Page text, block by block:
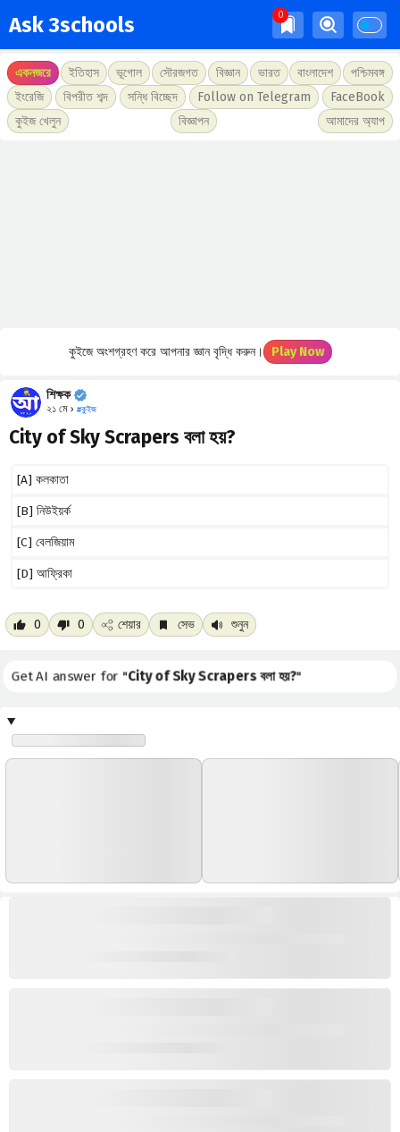
Ask 3schools
একনজরে ইতিহাস ভূগোল সৌরজগত বিজ্ঞান ভারত বাংলাদেশ
পশ্চিমবঙ্গ
ইংরেজি
বিপরীত শব্দ সন্ধি বিচ্ছেদ Follow on Telegram
FaceBook
কুইজ খেলুন
বিজ্ঞাপন আমাদের অ্যাপ
কুইজে অংশগ্রহণ করে আপনার জ্ঞান বৃদ্ধি করুন। Play Now
শিক্ষক
২১ মে › #কুইজ
City of Sky Scrapers বলা হয়?
[A] কলকাতা
[B] নিউইয়র্ক
[C] বেলজিয়াম
[D] আফ্রিকা
0 0 শেয়ার সেভ শুনুন
Get AI answer for "City of Sky Scrapers বলা হয়?"